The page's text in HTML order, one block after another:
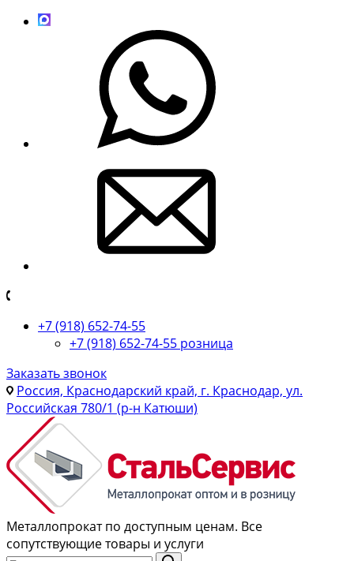
+7 (918) 652-74-55
+7 (918) 652-74-55 розница
Заказать звонок
Россия, Краснодарский край, г. Краснодар, ул.
Российская 780/1 (р-н Катюши)
Металлопрокат по доступным ценам. Все
сопутствующие товары и услуги